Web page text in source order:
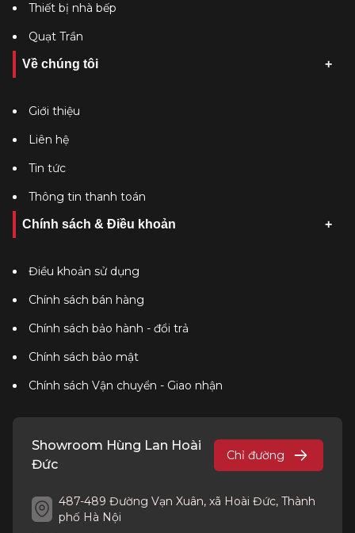
Thiết bị nhà bếp
Quạt Trần
Về chúng tôi
Giới thiệu
Liên hệ
Tin tức
Thông tin thanh toán
Chính sách & Điều khoản
Điều khoản sử dụng
Chính sách bán hàng
Chính sách bảo hành - đổi trả
Chính sách bảo mật
Chính sách Vận chuyển - Giao nhận
Showroom Hùng Lan Hoài
Đức
Chỉ đường
487-489 Đường Vạn Xuân, xã Hoài Đức, Thành
phố Hà Nội